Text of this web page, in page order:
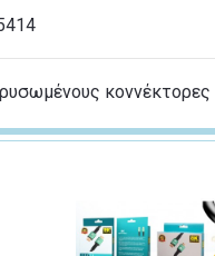
κοννέκτορες